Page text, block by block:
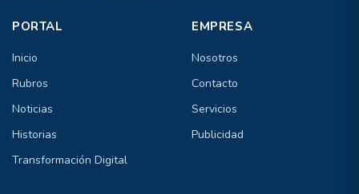
PORTAL
Inicio
Rubros
Noticias
Historias
Transformación Digital
EMPRESA
Nosotros
Contacto
Servicios
Publicidad